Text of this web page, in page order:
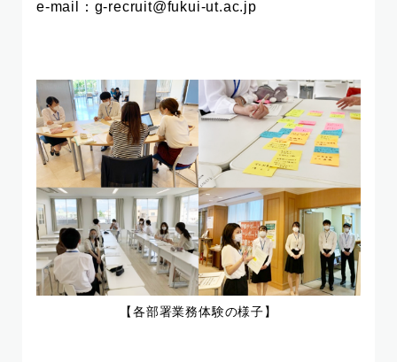
e-mail：g-recruit@fukui-ut.ac.jp
【各部署業務体験の様子】